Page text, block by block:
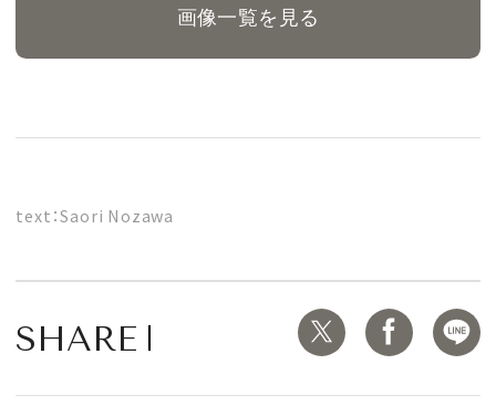
画像一覧を見る
text：Saori Nozawa
SHARE